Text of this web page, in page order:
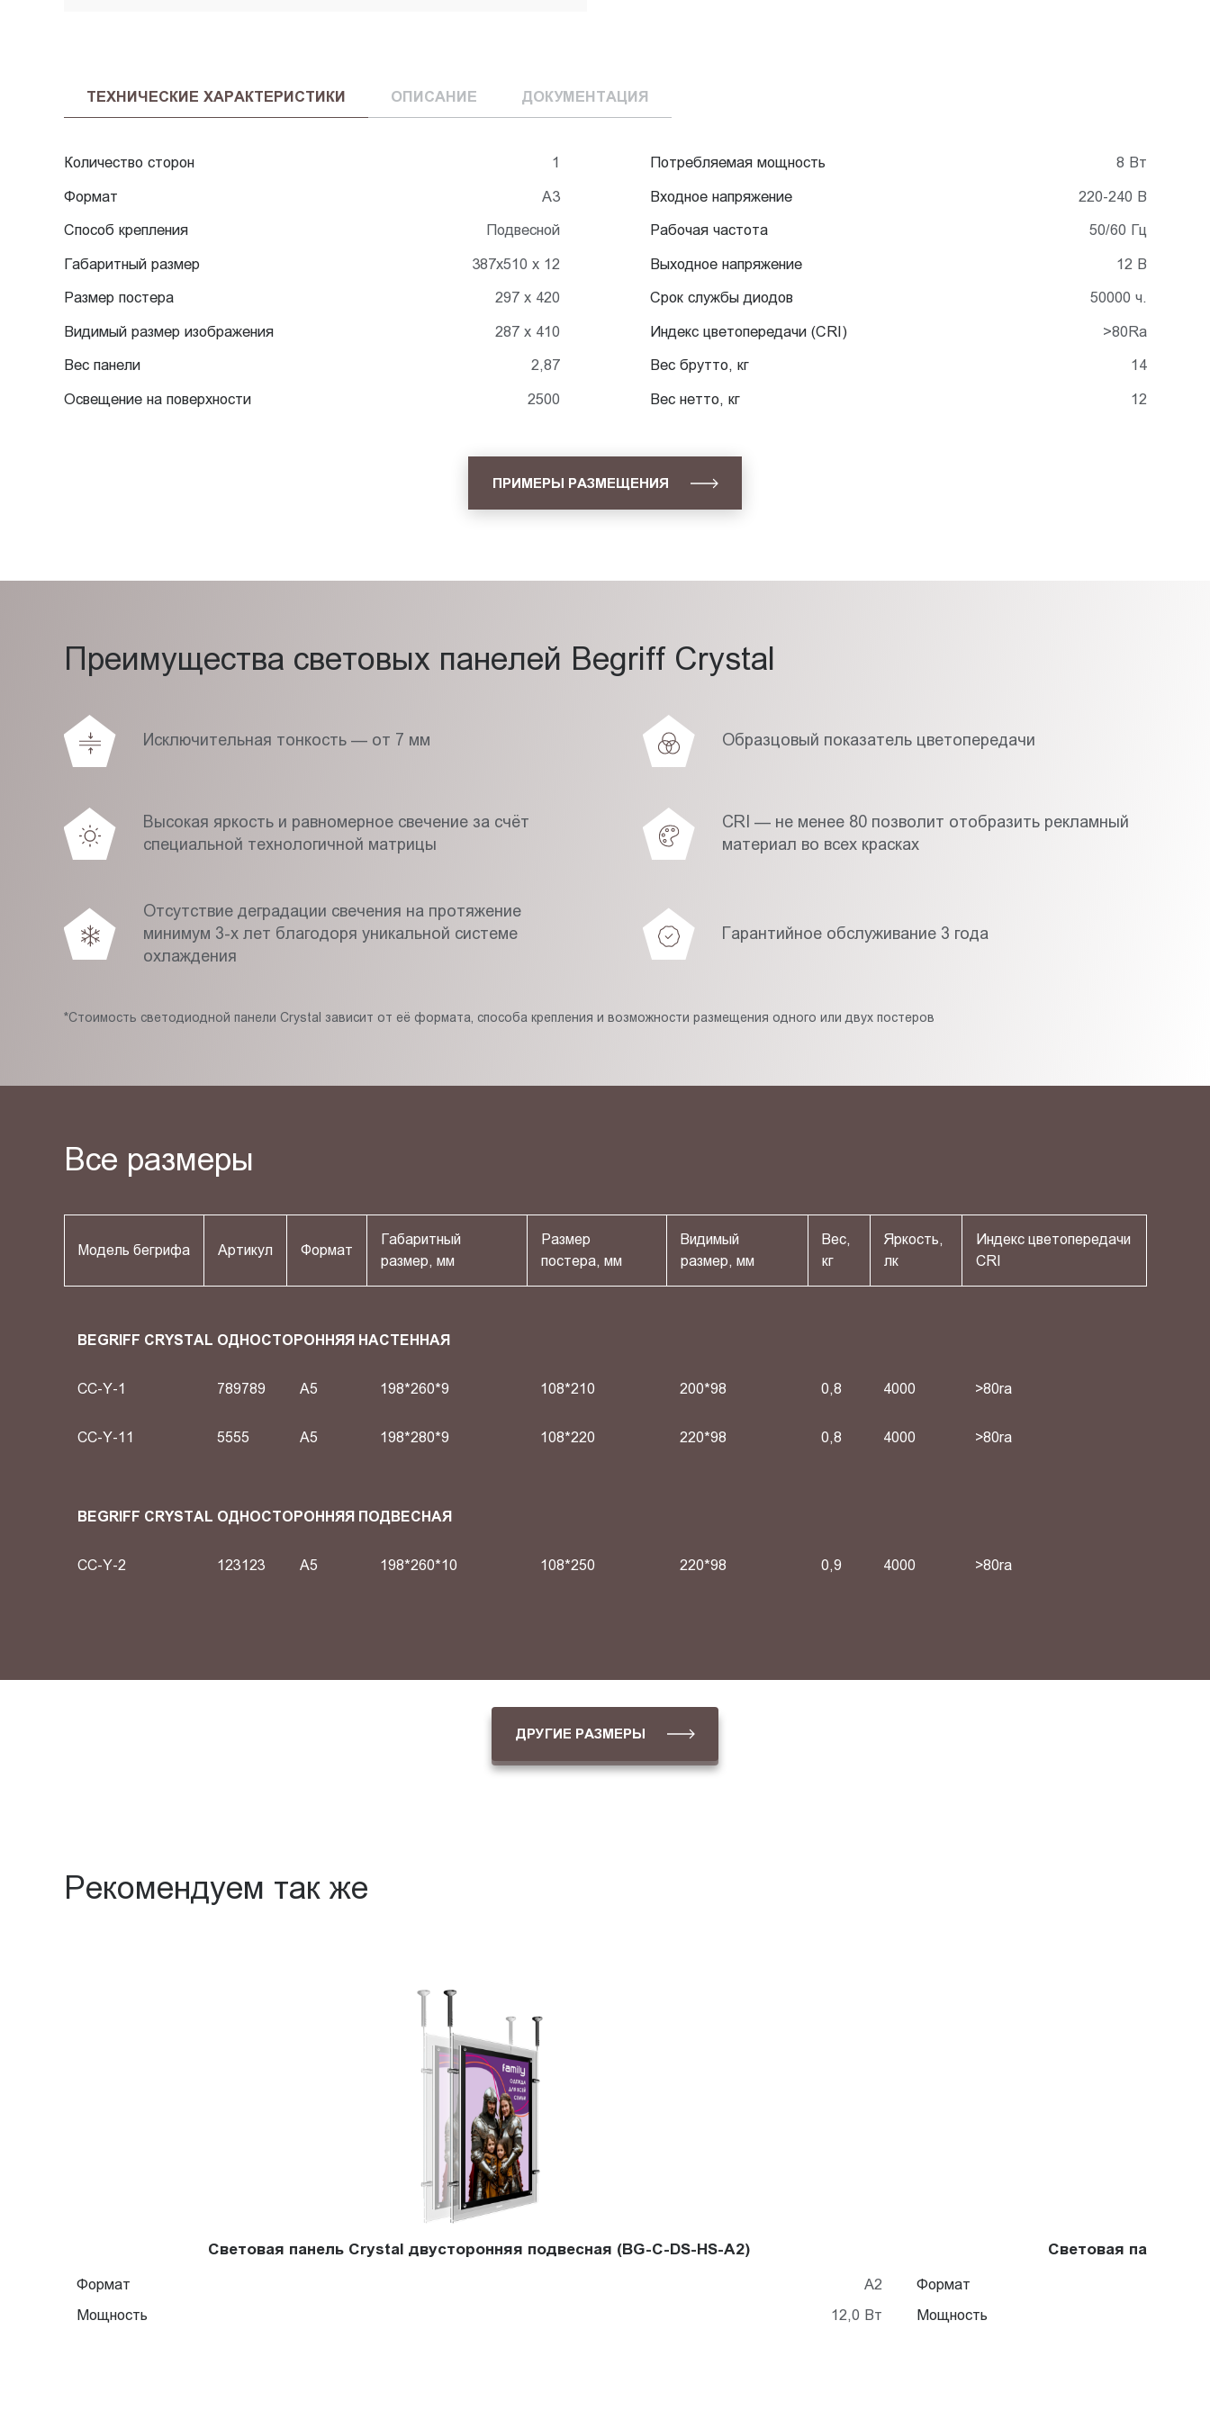
ТЕХНИЧЕСКИЕ ХАРАКТЕРИСТИКИ ОПИСАНИЕ ДОКУМЕНТАЦИЯ
Количество сторон 1
Формат А3
Способ крепления Подвесной
Габаритный размер 387х510 х 12
Размер постера 297 x 420
Видимый размер изображения 287 х 410
Вес панели 2,87
Освещение на поверхности 2500
Потребляемая мощность 8 Вт
Входное напряжение 220-240 В
Рабочая частота 50/60 Гц
Выходное напряжение 12 В
Срок службы диодов 50000 ч.
Индекс цветопередачи (CRI) >80Ra
Вес брутто, кг 14
Вес нетто, кг 12
ПРИМЕРЫ РАЗМЕЩЕНИЯ
Преимущества световых панелей Begriff Crystal
Исключительная тонкость — от 7 мм Образцовый показатель цветопередачи
Высокая яркость и равномерное свечение за счёт
специальной технологичной матрицы
CRI — не менее 80 позволит отобразить рекламный
материал во всех красках
Отсутствие деградации свечения на протяжение
минимум 3-х лет благодоря уникальной системе
охлаждения
Гарантийное обслуживание 3 года
*Стоимость светодиодной панели Crystal зависит от её формата, способа крепления и возможности размещения одного или двух постеров
Все размеры
Модель бегрифа Артикул Формат
Габаритный
размер, мм
Размер
постера, мм
Видимый
размер, мм
Вес,
кг
Яркость,
лк
Индекс цветопередачи
СRI
BEGRIFF CRYSTAL ОДНОСТОРОННЯЯ НАСТЕННАЯ
CC-Y-1 789789 A5 198*260*9 108*210 200*98 0,8 4000 >80ra
CC-Y-11 5555 A5 198*280*9 108*220 220*98 0,8 4000 >80ra
BEGRIFF CRYSTAL ОДНОСТОРОННЯЯ ПОДВЕСНАЯ
CC-Y-2 123123 A5 198*260*10 108*250 220*98 0,9 4000 >80ra
ДРУГИЕ РАЗМЕРЫ
Рекомендуем так же
Световая панель Crystal двусторонняя подвесная (BG-C-DS-HS-A2)
Формат
A2
Мощность
12,0 Вт
Световая панель
Формат
Мощность